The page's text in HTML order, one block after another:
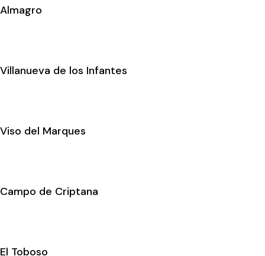
Almagro
Villanueva de los Infantes
Viso del Marques
Campo de Criptana
El Toboso